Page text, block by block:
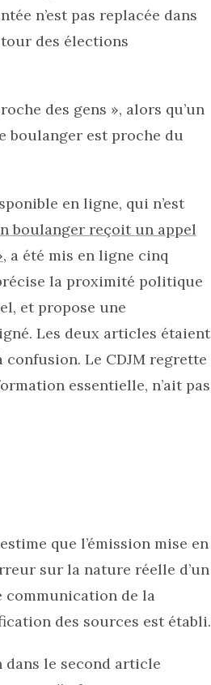
n’est pas replacée dans
des élections
des gens », alors qu’un
boulanger est proche du
en ligne, qui n’est
boulanger reçoit un appel
, a été mis en ligne cinq
la proximité politique
et propose une
Les deux articles étaient
Le CDJM regrette
essentielle, n’ait pas
que l’émission mise en
sur la nature réelle d’un
communication de la
des sources est établi.
dans le second article